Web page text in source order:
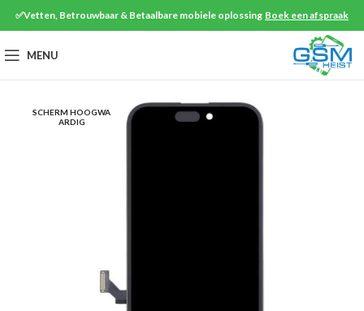
✅Vetten, Betrouwbaar & Betaalbare mobiele oplossing Boek een afspraak
MENU
SCHERM HOOGWA
ARDIG